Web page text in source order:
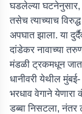
घडलेल्या घटनेनुसार,
तसेच त्याच्याच
अपघात झाला. या
दांडेकर नावाच्या
मंडळी ट्रकमधून जात
धानीवरी येथील मुंबई-
भरधाव वेगाने
डब्बा निसटला,